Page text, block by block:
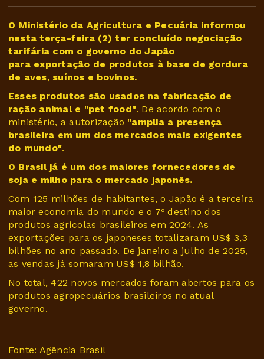
O Ministério da Agricultura e Pecuária informou
nesta terça-feira (2) ter concluído negociação
tarifária com o governo do Japão
para exportação de produtos à base de gordura
de aves, suínos e bovinos.
Esses produtos são usados na fabricação de
ração animal e "pet food". De acordo com o
ministério, a autorização "amplia a presença
brasileira em um dos mercados mais exigentes
do mundo".
O Brasil já é um dos maiores fornecedores de
soja e milho para o mercado japonês.
Com 125 milhões de habitantes, o Japão é a terceira
maior economia do mundo e o 7º destino dos
produtos agrícolas brasileiros em 2024. As
exportações para os japoneses totalizaram US$ 3,3
bilhões no ano passado. De janeiro a julho de 2025,
as vendas já somaram US$ 1,8 bilhão.
No total, 422 novos mercados foram abertos para os
produtos agropecuários brasileiros no atual
governo.
Fonte: Agência Brasil